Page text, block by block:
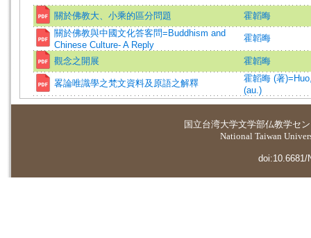
關於佛教大、小乘的區分問題
霍韜晦
關於佛教與中國文化答客問=Buddhism and
Chinese Culture- A Reply
霍韜晦
觀念之開展 霍韜晦
畧論唯識學之梵文資料及原語之解釋
霍韜晦 (著
(au.)
国立台湾大学文学部仏教学セ
National Taiwan
doi:10.6681/